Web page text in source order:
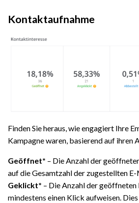
Kontaktaufnahme
Finden Sie heraus, wie engagiert Ihre
Kampagne waren, basierend auf ihren
Geöffnet* – Die Anzahl der
auf die Gesamtzahl der zugestellten
Geklickt* – Die Anzahl der geöffneten
mindestens einen Klick aufweisen.